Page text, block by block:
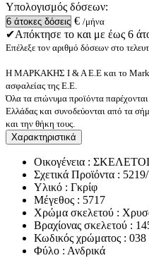
Υπολογισμός δόσεων:
€ /μήνα
✔Απόκτησε το και με έως 6
Επέλεξε τον αριθμό δόσεων στο
Η ΜΑΡΚΑΚΗΣ Ι & Α Ε.Ε και το
ασφαλείας της Ε.Ε.
Όλα τα επώνυμα προϊόντα
Ελλάδας και συνοδεύονται από τα
και την θήκη τους.
Χαρακτηριστικά
Οικογένεια :
Σχετικά Προϊόντα :
Υλικό : Γκρίφ
Μέγεθος : 5717
Χρώμα σκελετού :
Βραχίονας σκελετού :
Κωδικός χρώματος : 038
Φύλο : Ανδρικά